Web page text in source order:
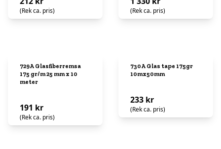
(Rek ca. pris) (Rek ca. pris)
729A Glasfiberremsa
175 gr/m 25 mm x 10
meter
191 kr
(Rek ca. pris)
730A Glas tape 175gr
10mx50mm
233 kr
(Rek ca. pris)